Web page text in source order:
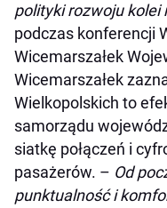
polityki rozwoju kolei
podczas konferencji
Wicemarszałek
Wicemarszałek
Wielkopolskich to
samorządu
siatkę połączeń i
pasażerów. – Od
punktualność i